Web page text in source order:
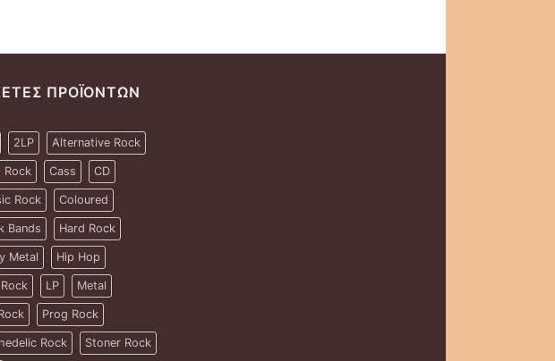
ΠΡΟΪΌΝΤΩΝ
2LP Alternative Rock
Rock Cass CD
Rock Coloured
Bands Hard Rock
Metal Hip Hop
LP Metal
Prog Rock
Rock Stoner Rock